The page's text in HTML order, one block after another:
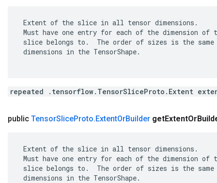
Extent of the slice in all tensor dimensions.
Must have one entry for each of the dimension
slice belongs to.  The order of sizes is the
dimensions in the TensorShape.
repeated .tensorflow.TensorSliceProto.Extent
public TensorSliceProto.ExtentOrBuilder getExtentOr
Extent of the slice in all tensor dimensions.
Must have one entry for each of the dimension
slice belongs to.  The order of sizes is the
dimensions in the TensorShape.